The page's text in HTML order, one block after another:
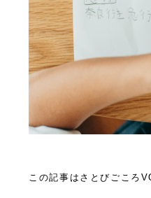
この記事はさとびごころ